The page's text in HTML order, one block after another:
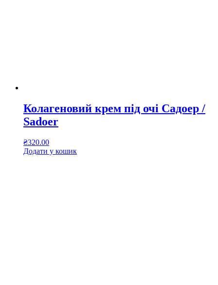
Колагеновий крем під очі Садоер /
Sadoer
₴320.00
Додати у кошик